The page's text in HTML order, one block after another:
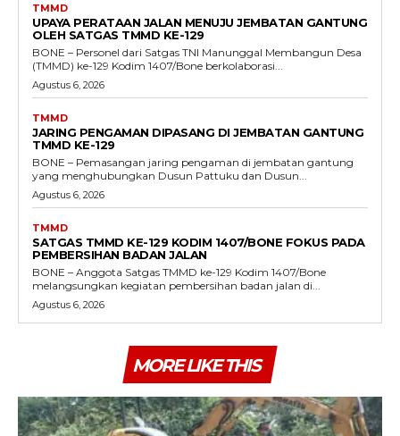
TMMD
UPAYA PERATAAN JALAN MENUJU JEMBATAN GANTUNG
OLEH SATGAS TMMD KE-129
BONE – Personel dari Satgas TNI Manunggal Membangun Desa
(TMMD) ke-129 Kodim 1407/Bone berkolaborasi...
Agustus 6, 2026
TMMD
JARING PENGAMAN DIPASANG DI JEMBATAN GANTUNG
TMMD KE-129
BONE – Pemasangan jaring pengaman di jembatan gantung
yang menghubungkan Dusun Pattuku dan Dusun...
Agustus 6, 2026
TMMD
SATGAS TMMD KE-129 KODIM 1407/BONE FOKUS PADA
PEMBERSIHAN BADAN JALAN
BONE – Anggota Satgas TMMD ke-129 Kodim 1407/Bone
melangsungkan kegiatan pembersihan badan jalan di...
Agustus 6, 2026
MORE LIKE THIS